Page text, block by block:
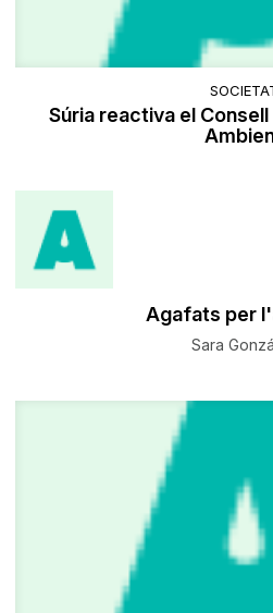
Súria reactiva el
Agafats per
Sara